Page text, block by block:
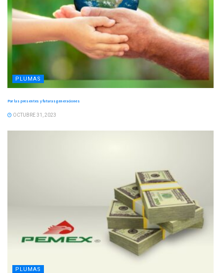
PLUMAS
Por las presentes y futuras generaciones
OCTUBRE 31, 2023
PLUMAS